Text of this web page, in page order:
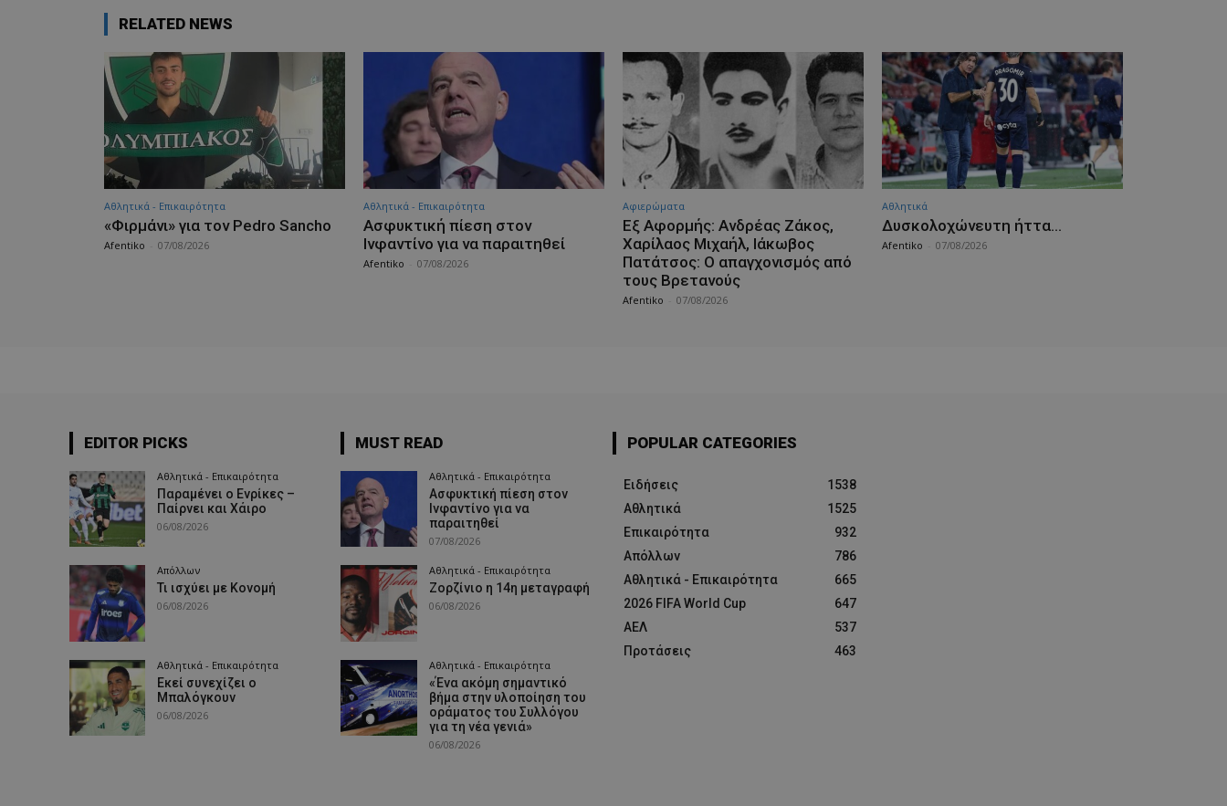
RELATED NEWS
Αθλητικά - Επικαιρότητα
«Φιρμάνι» για τον Pedro Sancho
Afentiko 07/08/2026
Αθλητικά - Επικαιρότητα
Ασφυκτική πίεση στον
Ινφαντίνο για να παραιτηθεί
Afentiko 07/08/2026
Aφιερώματα
Εξ Αφορμής: Ανδρέας Ζάκος,
Χαρίλαος Μιχαήλ, Ιάκωβος
Πατάτσος: Ο απαγχονισμός από
τους Βρετανούς
Afentiko 07/08/2026
Αθλητικά
Δυσκολοχώνευτη ήττα…
Afentiko 07/08/2026
EDITOR PICKS
Αθλητικά - Επικαιρότητα
Παραμένει ο Ενρίκες –
Παίρνει και Χάιρο
06/08/2026
Απόλλων
Τι ισχύει με Κονομή
06/08/2026
Αθλητικά - Επικαιρότητα
Εκεί συνεχίζει ο
Μπαλόγκουν
06/08/2026
MUST READ
Αθλητικά - Επικαιρότητα
Ασφυκτική πίεση στον
Ινφαντίνο για να
παραιτηθεί
07/08/2026
Αθλητικά - Επικαιρότητα
Ζορζίνιο η 14η μεταγραφή
06/08/2026
Αθλητικά - Επικαιρότητα
«Ένα ακόμη σημαντικό
βήμα στην υλοποίηση του
οράματος του Συλλόγου
για τη νέα γενιά»
06/08/2026
POPULAR CATEGORIES
Ειδήσεις
1538
Αθλητικά
1525
Επικαιρότητα
932
Απόλλων
786
Αθλητικά - Επικαιρότητα
665
2026 FIFA World Cup
647
ΑΕΛ
537
Προτάσεις
463